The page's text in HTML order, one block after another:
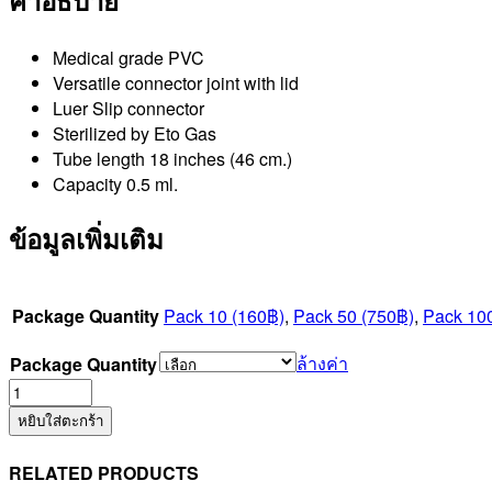
Medical grade PVC
Versatile connector joint with lid
Luer Slip connector
Sterilized by Eto Gas
Tube length 18 inches (46 cm.)
Capacity 0.5 ml.
ข้อมูลเพิ่มเติม
Package Quantity Pack 10 (160฿), Pack 50 (750฿), Pack
Package Quantity
ล้างค่า
จำนวน
Micro
Extension
Tube
หยิบใส่ตะกร้า
RELATED PRODUCTS